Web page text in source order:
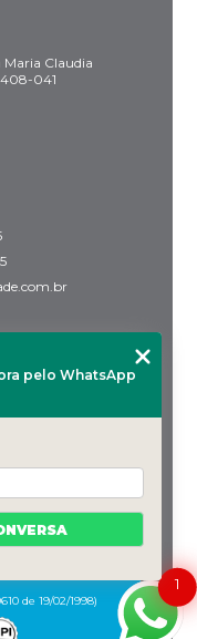
Maria Claudia
041
de 19/02/1998)
1
pelo WhatsApp